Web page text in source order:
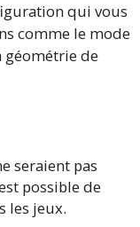
qui vous
comme le mode
géométrie de
seraient pas
possible de
les jeux.